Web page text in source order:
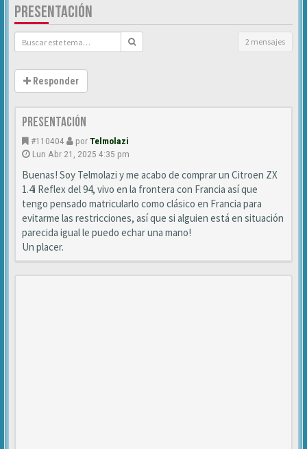
PRESENTACIÓN
2 mensajes
Responder
Presentación
#110404 porTelmolazi
Lun Abr 21, 2025 4:35 pm
Buenas! Soy Telmolazi y me acabo de comprar un Citroen ZX
1.4i Reflex del 94, vivo en la frontera con Francia así que
tengo pensado matricularlo como clásico en Francia para
evitarme las restricciones, así que si alguien está en situación
parecida igual le puedo echar una mano!
Un placer.